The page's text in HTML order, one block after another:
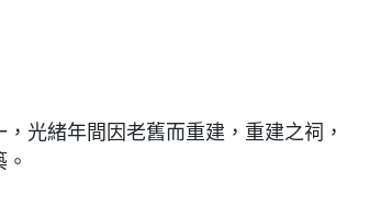
光緒年間因老舊而重建，重建之祠，